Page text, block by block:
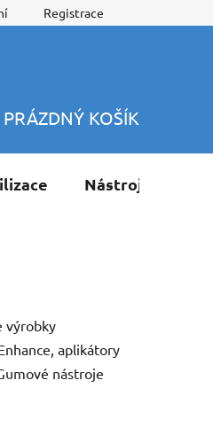
Registrace
PRÁZDNÝ KOŠÍK
Nástroje
výrobky
aplikátory
nástroje